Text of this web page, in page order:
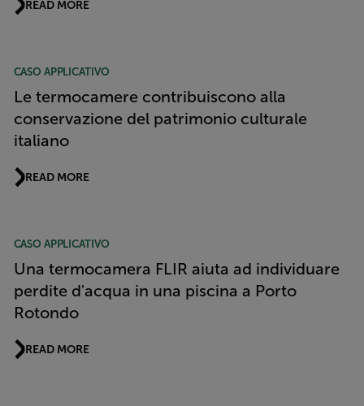
READ MORE
CASO APPLICATIVO
Le termocamere contribuiscono alla
conservazione del patrimonio culturale
italiano
READ MORE
CASO APPLICATIVO
Una termocamera FLIR aiuta ad individuare
perdite d'acqua in una piscina a Porto
Rotondo
READ MORE